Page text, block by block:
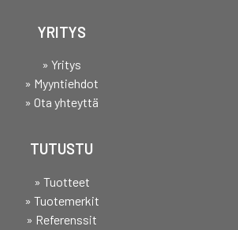
YRITYS
» Yritys
» Myyntiehdot
» Ota yhteyttä
TUTUSTU
» Tuotteet
» Tuotemerkit
» Referenssit